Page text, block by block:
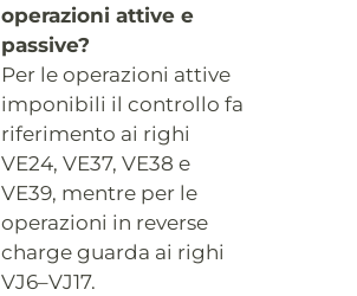
operazioni attive e
passive?
Per le operazioni attive
imponibili il controllo fa
riferimento ai righi
VE24, VE37, VE38 e
VE39, mentre per le
operazioni in reverse
charge guarda ai righi
VJ6–VJ17.